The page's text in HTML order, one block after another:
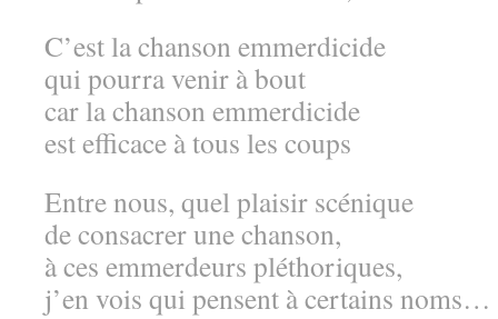
C’est la chanson emmerdicide
qui pourra venir à bout
car la chanson emmerdicide
est efficace à tous les coups
Entre nous, quel plaisir scénique
de consacrer une chanson,
à ces emmerdeurs pléthoriques,
j’en vois qui pensent à certains noms…